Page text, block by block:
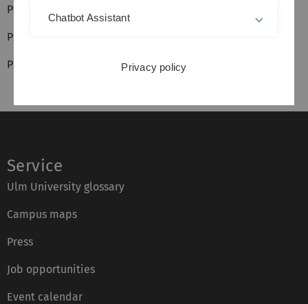
Projektstart: 2005
Projektende: 2008
Projektdauer: 3 Jahre
Service
Ulm University glossary
Campus maps
Press
Job opportunities
Event calendar
Chatbot Assistant
Privacy policy